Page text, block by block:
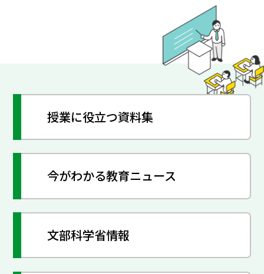
授業に役立つ資料集
今がわかる教育ニュース
文部科学省情報